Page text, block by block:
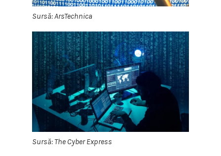
Sursă: ArsTechnica
Sursă: The Cyber Express